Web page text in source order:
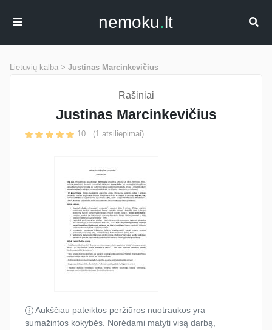
nemoku.lt
Lietuvių kalba > Justinas Marcinkevičius
Rašiniai
Justinas Marcinkevičius
10 (1 atsiliepimai)
Aukščiau pateiktos peržiūros nuotraukos yra
sumažintos kokybės. Norėdami matyti visą darbą,